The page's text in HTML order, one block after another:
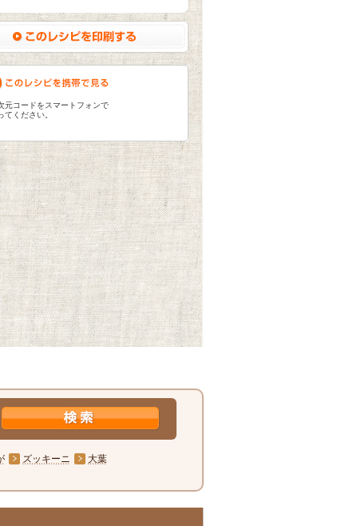
元コードをスマートフォンで
てください。
ズッキーニ 大葉